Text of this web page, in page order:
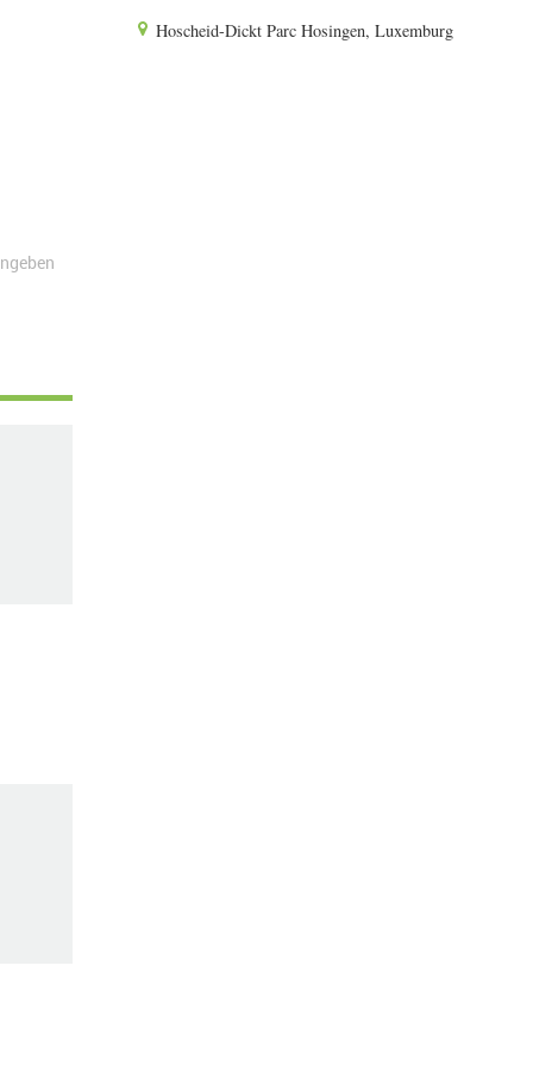
Hoscheid-Dickt Parc Hosingen, Luxemburg